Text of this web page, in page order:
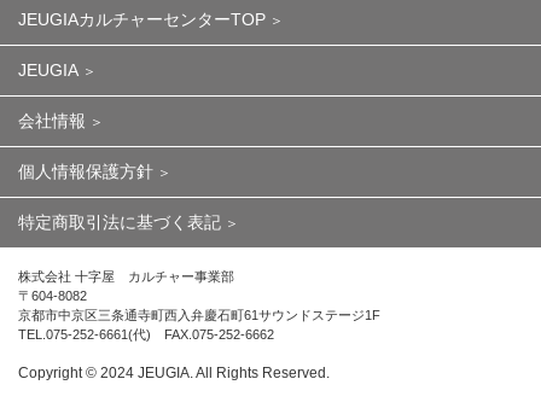
JEUGIAカルチャーセンターTOP
JEUGIA
会社情報
個人情報保護方針
特定商取引法に基づく表記
株式会社 十字屋 カルチャー事業部
〒604-8082
京都市中京区三条通寺町西入弁慶石町61サウンドステージ1F
TEL.075-252-6661(代) FAX.075-252-6662
Copyright ©︎ 2024 JEUGIA. All Rights Reserved.